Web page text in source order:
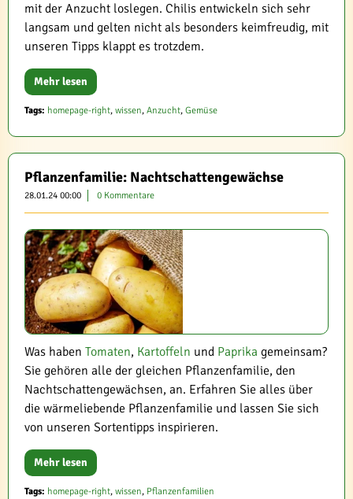
mit der Anzucht loslegen. Chilis entwickeln sich sehr
langsam und gelten nicht als besonders keimfreudig, mit
unseren Tipps klappt es trotzdem.
Mehr lesen
Tags: homepage-right, wissen, Anzucht, Gemüse
Pflanzenfamilie: Nachtschattengewächse
28.01.24 00:00 0 Kommentare
Was haben Tomaten, Kartoffeln und Paprika gemeinsam?
Sie gehören alle der gleichen Pflanzenfamilie, den
Nachtschattengewächsen, an. Erfahren Sie alles über
die wärmeliebende Pflanzenfamilie und lassen Sie sich
von unseren Sortentipps inspirieren.
Mehr lesen
Tags: homepage-right, wissen, Pflanzenfamilien